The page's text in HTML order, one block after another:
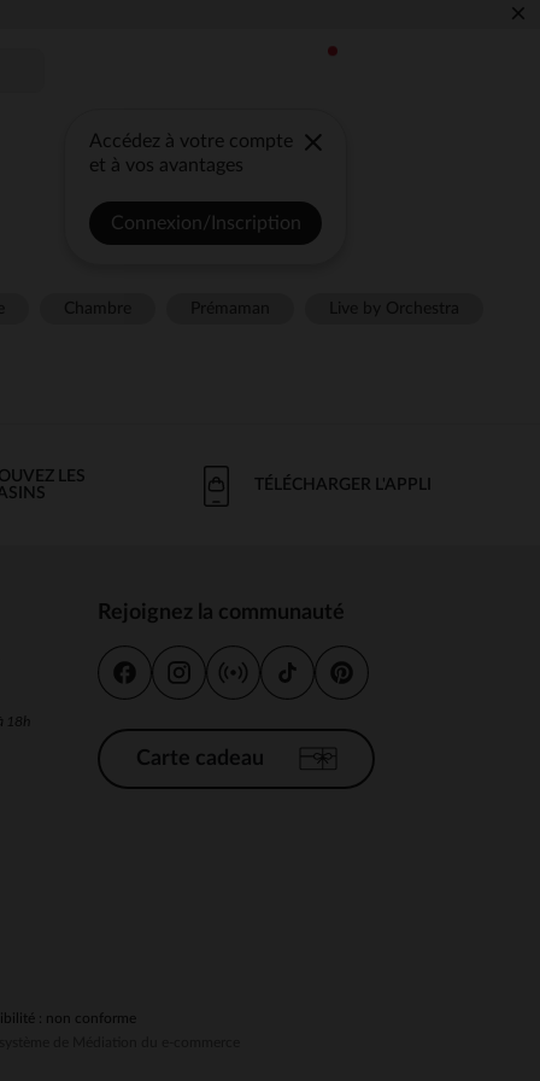
de confidentialité, en garantissant la conformité avec
×
Accédez à votre compte
et à vos avantages
Connexion/Inscription
LES
TÉLÉCHARGER L'APPLI
18h
Rejoignez la communauté
Carte cadeau
: non conforme